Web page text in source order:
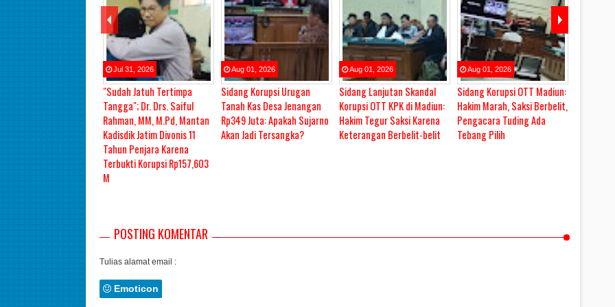
"Sudah Jatuh Tertimpa
Tangga"; Dr. Drs. Saiful
Rahman, MM, M.Pd, Mantan
Kadisdik Jatim Divonis 11
Tahun Penjara Karena
Terbukti Korupsi Rp157,603
M
Jul 31 2026
Sidang Korupsi Urugan
Tanah Kas Desa Jenangan
Rp349 Juta: Apakah Sujarno
Akan Jadi Tersangka?
Aug 01 2026
Sidang Lanjutan Skandal
Korupsi OTT KPK di Madiun:
Hakim Tegur Saksi Karena
Keterangan Berbelit-belit
Aug 01 2026
Sidang Korupsi OTT Madiun:
Hakim Marah, Saksi Berbelit,
Pengacara Tuding Ada
Tebang Pilih
Aug 01 2026
POSTING KOMENTAR
Tulias alamat email :
Emoticon